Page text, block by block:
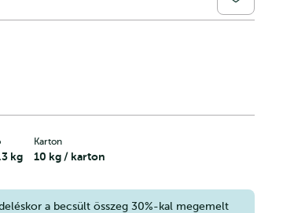
kg
Karton
10 kg / karton
a becsült összeg 30%-kal megemelt